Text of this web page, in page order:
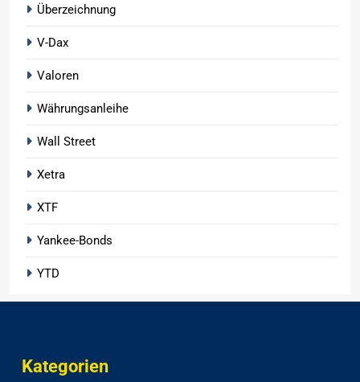
Überzeichnung
V-Dax
Valoren
Währungsanleihe
Wall Street
Xetra
XTF
Yankee-Bonds
YTD
Kategorien